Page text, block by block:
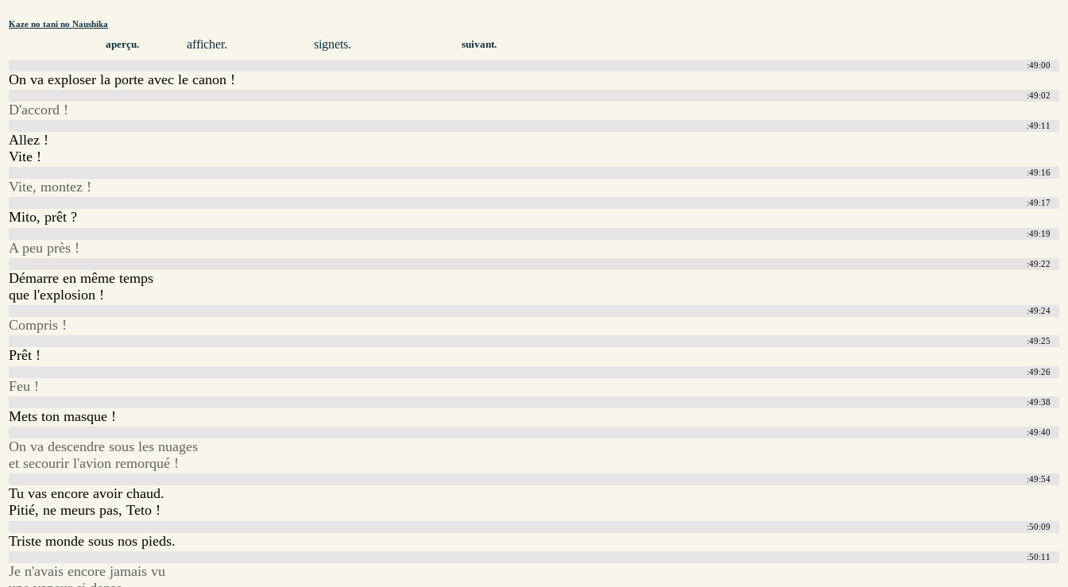
Kaze no tani no Naushika
aperçu. afficher. signets. suivant.
:49:00
On va exploser la porte avec le canon !
:49:02
D'accord !
:49:11
Allez !
Vite !
:49:16
Vite, montez !
:49:17
Mito, prêt ?
:49:19
A peu près !
:49:22
Démarre en même temps
que l'explosion !
:49:24
Compris !
:49:25
Prêt !
:49:26
Feu !
:49:38
Mets ton masque !
:49:40
On va descendre sous les nuages
et secourir l'avion remorqué !
:49:54
Tu vas encore avoir chaud.
Pitié, ne meurs pas, Teto !
:50:09
Triste monde sous nos pieds.
:50:11
Je n'avais encore jamais vu